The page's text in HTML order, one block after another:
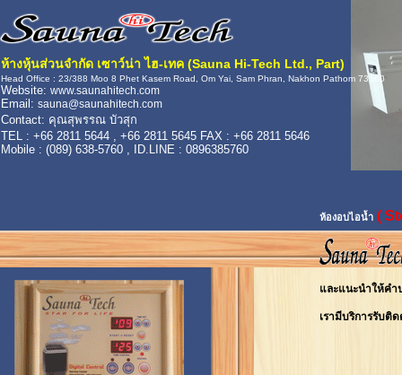
ห้างหุ้นส่วนจำกัด เซาว์น่า ไฮ-เทค (Sauna Hi-Tech Ltd., Part)
Head Office : 23/388 Moo 8 Phet Kasem Road, Om Yai, Sam Phran, Nakhon Pathom 73160
Website: www.saunahitech.com
Email: sauna@saunahitech.com
Contact: คุณสุพรรณ บัวสุก
TEL : +66 2811 5644 , +66 2811 5645 FAX : +66 2811 5646
Mobile : (089) 638-5760 , ID.LINE : 0896385760
ห้องอบไอน้ำ (
และแนะนำให้คำ
เรามีบริการรับติ